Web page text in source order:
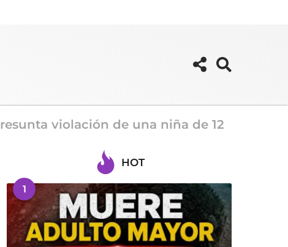
violación de una niña de 12
HOT
1